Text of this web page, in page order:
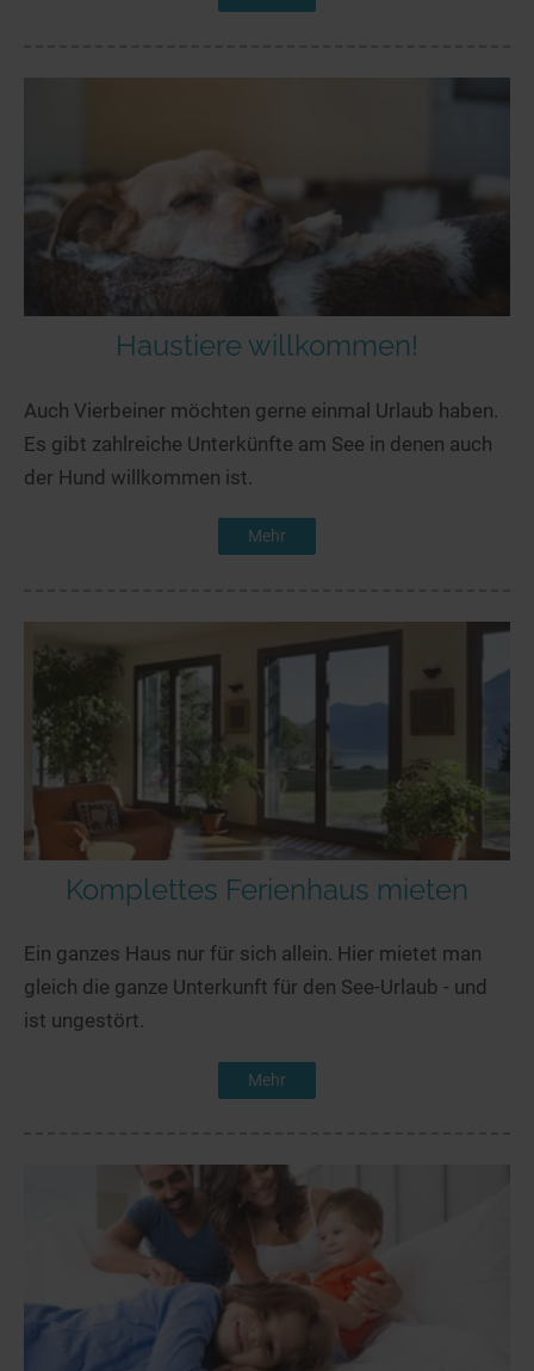
Haustiere willkommen!
Auch Vierbeiner möchten gerne einmal Urlaub haben.
Es gibt zahlreiche Unterkünfte am See in denen auch
der Hund willkommen ist.
Mehr
Komplettes Ferienhaus mieten
Ein ganzes Haus nur für sich allein. Hier mietet man
gleich die ganze Unterkunft für den See-Urlaub - und
ist ungestört.
Mehr